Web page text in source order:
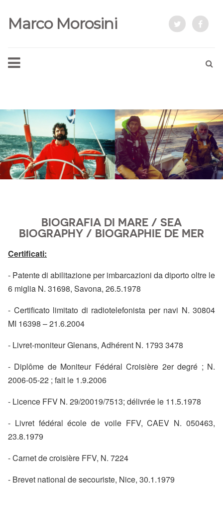
Marco Morosini
BIOGRAFIA DI MARE / SEA
BIOGRAPHY / BIOGRAPHIE DE MER
Certificati:
- Patente di abilitazione per imbarcazioni da diporto oltre le
6 miglia N. 31698, Savona, 26.5.1978
- Certificato limitato di radiotelefonista per navi N. 30804
MI 16398 – 21.6.2004
- Livret-moniteur Glenans, Adhérent N. 1793 3478
- Diplôme de Moniteur Fédéral Croisière 2erdegré ; N.
2006-05-22 ; fait le 1.9.2006
- Licence FFV N. 29/20019/7513; délivrée le 11.5.1978
- Livret fédéral école de voile FFV, CAEV N. 050463,
23.8.1979
- Carnet de croisière FFV, N. 7224
- Brevet national de secouriste, Nice, 30.1.1979